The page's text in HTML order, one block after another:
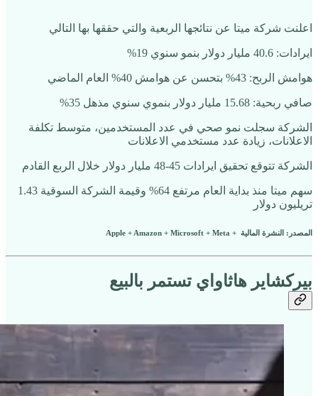
اعلنت شركة ميتا عن نتائجها الربعية والتي حققها بها التالي
ايرادات: 40.6 مليار دولار بنمو سنوي 19%
هوامش الربح: 43% بتحسن عن هوامش 40% العام الماضي
صافي ربحية: 15.68 مليار دولار بنموي سنوي مذهل 35%
الشركة سجلت نمو صحي في عدد المستخدمين، متوسط تكلفة
الاعلانات، زيادة عدد مستخدمي الاعلانات
الشركة تتوقع تحقيق ايرادات 45-48 مليار دولار خلال الربع القادم
سهم ميتا منذ بداية العام مرتفع 64% وقيمة الشركة السوقية 1.43
تريليون دولار
المصدر: النشرة المالية + Apple + Amazon + Microsoft + Meta
بيركشاير هاثاواي تستمر بالبيع